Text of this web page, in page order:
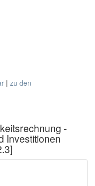
| zu den
-
Investitionen